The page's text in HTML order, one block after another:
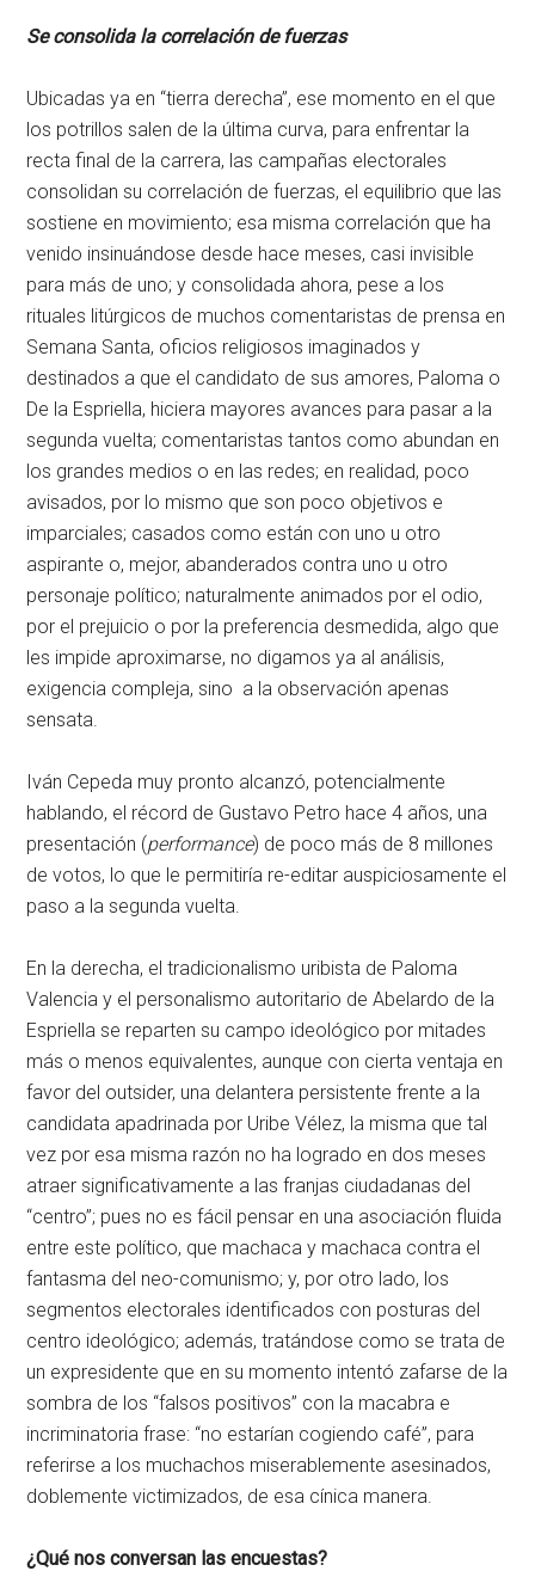
Se consolida la correlación de fuerzas
Ubicadas ya en “tierra derecha”, ese momento en el que
los potrillos salen de la última curva, para enfrentar la
recta final de la carrera, las campañas electorales
consolidan su correlación de fuerzas, el equilibrio que las
sostiene en movimiento; esa misma correlación que ha
venido insinuándose desde hace meses, casi invisible
para más de uno; y consolidada ahora, pese a los
rituales litúrgicos de muchos comentaristas de prensa en
Semana Santa, oficios religiosos imaginados y
destinados a que el candidato de sus amores, Paloma o
De la Espriella, hiciera mayores avances para pasar a la
segunda vuelta; comentaristas tantos como abundan en
los grandes medios o en las redes; en realidad, poco
avisados, por lo mismo que son poco objetivos e
imparciales; casados como están con uno u otro
aspirante o, mejor, abanderados contra uno u otro
personaje político; naturalmente animados por el odio,
por el prejuicio o por la preferencia desmedida, algo que
les impide aproximarse, no digamos ya al análisis,
exigencia compleja, sino a la observación apenas
sensata.
Iván Cepeda muy pronto alcanzó, potencialmente
hablando, el récord de Gustavo Petro hace 4 años, una
presentación (performance) de poco más de 8 millones
de votos, lo que le permitiría re-editar auspiciosamente el
paso a la segunda vuelta.
En la derecha, el tradicionalismo uribista de Paloma
Valencia y el personalismo autoritario de Abelardo de la
Espriella se reparten su campo ideológico por mitades
más o menos equivalentes, aunque con cierta ventaja en
favor del outsider, una delantera persistente frente a la
candidata apadrinada por Uribe Vélez, la misma que tal
vez por esa misma razón no ha logrado en dos meses
atraer significativamente a las franjas ciudadanas del
“centro”; pues no es fácil pensar en una asociación fluida
entre este político, que machaca y machaca contra el
fantasma del neo-comunismo; y, por otro lado, los
segmentos electorales identificados con posturas del
centro ideológico; además, tratándose como se trata de
un expresidente que en su momento intentó zafarse de la
sombra de los “falsos positivos” con la macabra e
incriminatoria frase: “no estarían cogiendo café”, para
referirse a los muchachos miserablemente asesinados,
doblemente victimizados, de esa cínica manera.
¿Qué nos conversan las encuestas?